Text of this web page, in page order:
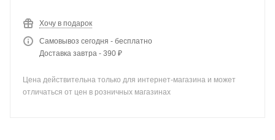
Хочу в подарок
Самовывоз сегодня - бесплатно
Доставка завтра - 390 ₽
Цена действительна только для интернет-магазина и может
отличаться от цен в розничных магазинах